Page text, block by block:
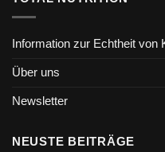
Information zur Echtheit von
Über uns
Newsletter
NEUSTE BEITRÄGE